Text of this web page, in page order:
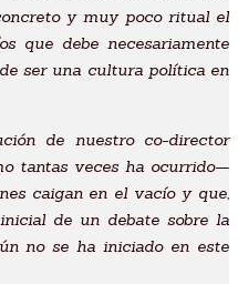
y muy poco ritual el
que debe necesariamente
ser una cultura política en
de nuestro co-director
tantas veces ha ocurrido—
caigan en el vacío y que,
de un debate sobre la
no se ha iniciado en este